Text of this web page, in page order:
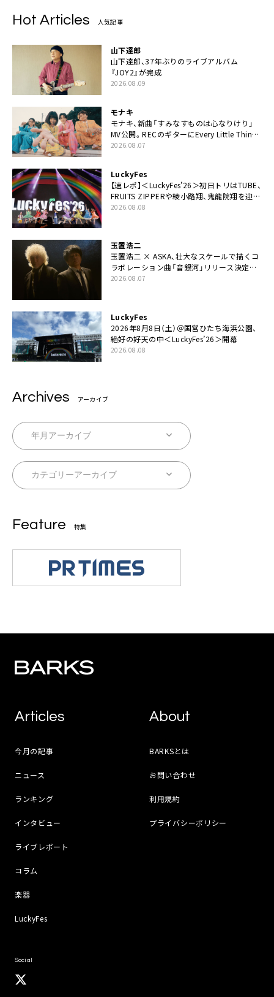
Hot Articles 人気記事
山下達郎
山下達郎、37年ぶりのライブアルバム
『JOY2』が完成
2026.08.09
モナキ
モナキ、新曲「すみなすものは心なりけり」
MV公開。RECのギターにEvery Little Thing・
伊藤一朗参加も
2026.08.07
LuckyFes
【速レポ】＜LuckyFes’26＞初日トリはTUBE、
FRUITS ZIPPERや綾小路翔、鬼龍院翔を迎え
た豪華コラボも「知ってたらぜひ一緒に歌っ
2026.08.08
玉置浩二
玉置浩二 × ASKA、壮大なスケールで描くコ
ラボレーション曲「音銀河」リリース決定。
カップリングには新曲「命の宿り」収録も
2026.08.07
LuckyFes
2026年8月8日（土）＠国営ひたち海浜公園、
絶好の好天の中＜LuckyFes’26＞開幕
2026.08.08
Archives アーカイブ
Feature 特集
Articles
今月の記事
ニュース
ランキング
インタビュー
ライブレポート
コラム
楽器
LuckyFes
About
BARKSとは
お問い合わせ
利用規約
プライバシーポリシー
Social